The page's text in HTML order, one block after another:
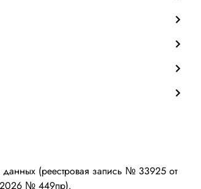
(реестровая запись № 33925 от
№ 449пр).